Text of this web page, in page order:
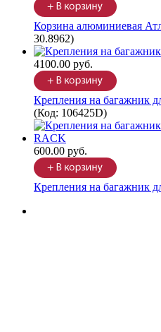
Корзина алюминиевая
30.8962)
4100.00 руб.
Крепления на багажник
(Код: 106425D)
600.00 руб.
Крепления на багажник